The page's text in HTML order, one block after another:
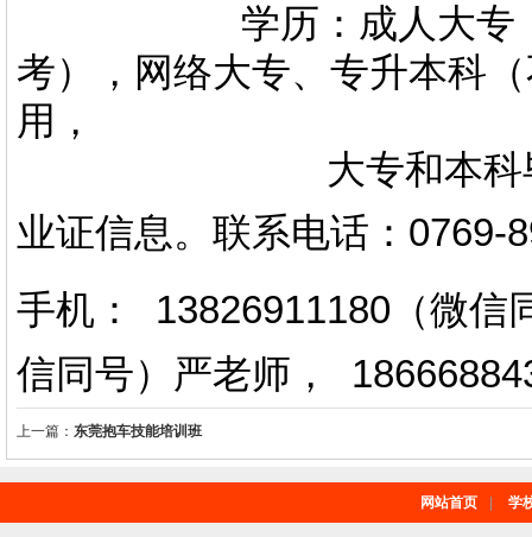
学历：成人大专，专
考），网络大专、专升本科
用，
大专和本科毕业证
业证信息。 联系电话 ： 0769-
手机： 13826911180（微信
信同号）严老师 ，
上一篇： 东莞抱车技能培训班
网站首页 学